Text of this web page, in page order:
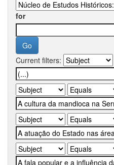
for
Current filters: